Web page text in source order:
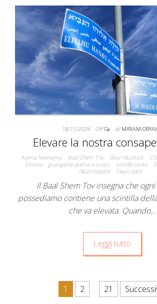
18/11/2024 Off di MIRIAM
Elevare la nostra
Anima Neshama Baal Shem Tov Birur nitzotzot
Emuna
guarigione anima e corpo scintille sante
Tikun middot
Tikun olam
Il Baal Shem Tov insegna che
possediamo contiene una scintilla
che va elevata. Quando…
Leggi tutto
Paginazione degli
1 2 … 21